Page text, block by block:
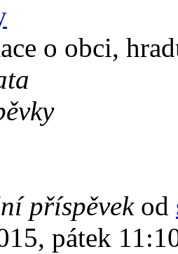
o obci,
příspěvekod
pátek